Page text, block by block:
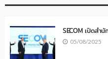
SECOM เปิดสำ
05/08/2025